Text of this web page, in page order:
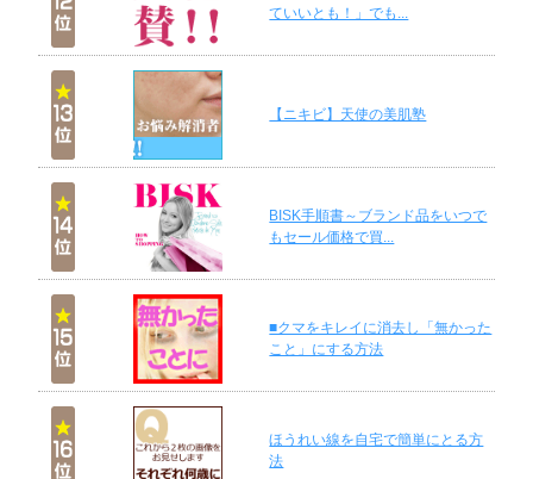
ていいとも！」でも...
【ニキビ】天使の美肌塾
BISK手順書～ブランド品をいつで
もセール価格で買...
■クマをキレイに消去し「無かった
こと」にする方法
ほうれい線を自宅で簡単にとる方
法